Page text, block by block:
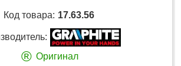
Код товара: 17.63.56
® Оригинал